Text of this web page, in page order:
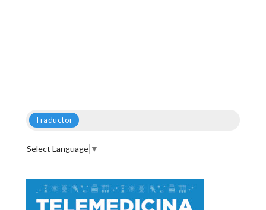
Traductor
Select Language ▼